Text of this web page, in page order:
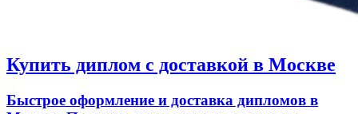
Купить диплом с доставкой в Москве
Быстрое оформление и доставка дипломов в